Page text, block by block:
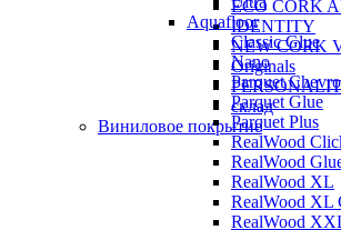
ECO CORK
IDENTITY
NEW CORK
Originals
склад
Виниловое покрытие
Aquafloor
Classic Glue
Nano
Parquet
Parquet Glue
Parquet Plus
RealWood
RealWood
RealWood XL
RealWood XL
RealWood